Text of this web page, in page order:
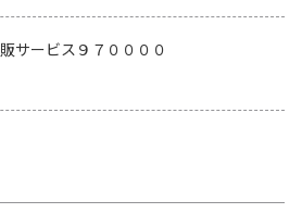
サービス９７００００